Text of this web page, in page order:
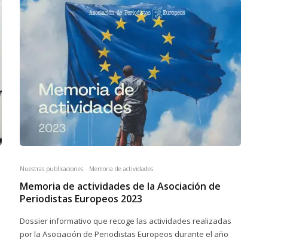
Nuestras publicaciones Memoria de actividades
Memoria de actividades de la Asociación de
Periodistas Europeos 2023
Dossier informativo que recoge las actividades realizadas
por la Asociación de Periodistas Europeos durante el año